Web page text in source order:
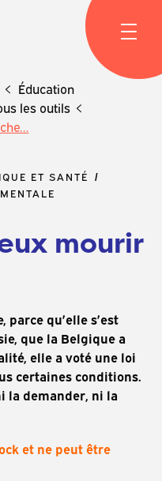
Éducation
les outils
ET SANTÉ
mourir
qu’elle s’est
que la Belgique a
elle a voté une loi
certaines conditions.
la demander, ni la
et ne peut être